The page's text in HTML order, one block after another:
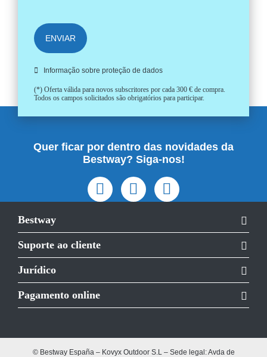
ENVIAR
Informação sobre proteção de dados
(*) Oferta válida para novos subscritores por cada 300 € de compra.
Todos os campos solicitados são obrigatórios para participar.
Quer ficar por dentro das novidades da
Bestway? Siga-nos!
Bestway
Suporte ao cliente
Jurídico
Pagamento online
© Bestway España – Kovyx Outdoor S.L – Sede legal: Avda de